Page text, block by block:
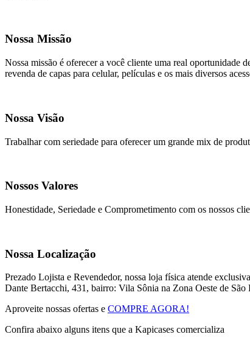
Nossa Missão
Nossa missão é oferecer a você cliente uma real
revenda de capas para celular, películas e os mais diversos
Nossa Visão
Trabalhar com seriedade para oferecer um grande mix de
Nossos Valores
Honestidade, Seriedade e Comprometimento com os nossos
Nossa Localização
Prezado Lojista e Revendedor, nossa loja física atende
Dante Bertacchi, 431, bairro: Vila Sônia na Zona Oeste de São
Aproveite nossas ofertas e COMPRE AGORA!
Confira abaixo alguns itens que a Kapicases comercializa